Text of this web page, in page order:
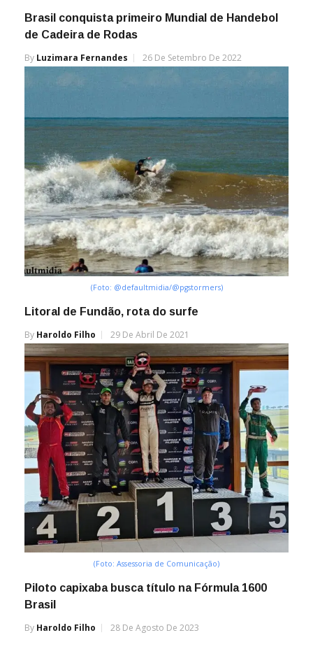
Brasil conquista primeiro Mundial de Handebol
de Cadeira de Rodas
By Luzimara Fernandes 26 De Setembro De 2022
(Foto: @defaultmidia/@pgstormers)
Litoral de Fundão, rota do surfe
By Haroldo Filho 29 De Abril De 2021
(Foto: Assessoria de Comunicação)
Piloto capixaba busca título na Fórmula 1600
Brasil
By Haroldo Filho 28 De Agosto De 2023